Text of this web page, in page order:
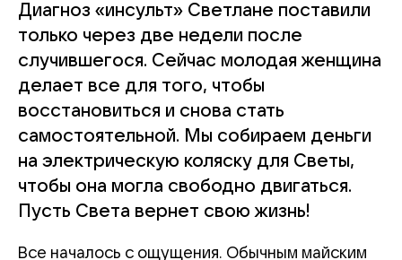
Диагноз «инсульт» Светлане поставили
только через две недели после
случившегося. Сейчас молодая женщина
делает все для того, чтобы
восстановиться и снова стать
самостоятельной. Мы собираем деньги
на электрическую коляску для Светы,
чтобы она могла свободно двигаться.
Пусть Света вернет свою жизнь!
Все началось с ощущения. Обычным майским